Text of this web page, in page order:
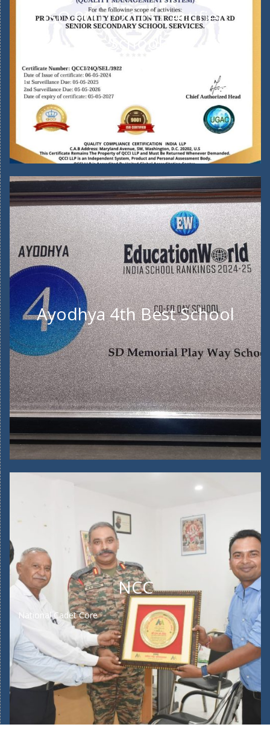
ISO 9001:2015 Certified
Ayodhya 4th Best School
NCC
National Cadet Core